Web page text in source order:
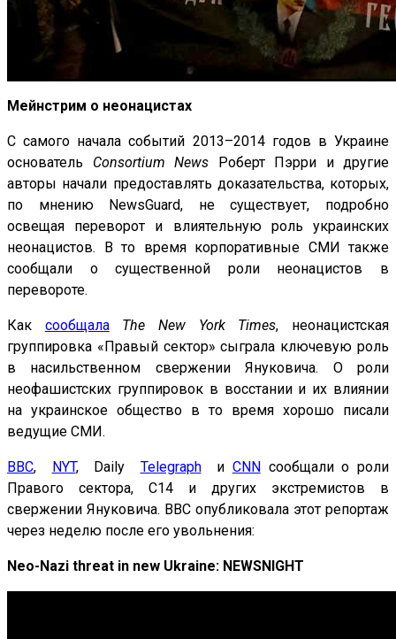
Мейнстрим о неонацистах
С самого начала событий 2013–2014 годов в Украине
основатель Consortium News Роберт Пэрри и другие
авторы начали предоставлять доказательства, которых,
по мнению NewsGuard, не существует, подробно
освещая переворот и влиятельную роль украинских
неонацистов. В то время корпоративные СМИ также
сообщали о существенной роли неонацистов в
перевороте.
Как сообщала The New York Times, неонацистская
группировка «Правый сектор» сыграла ключевую роль
в насильственном свержении Януковича. О роли
неофашистских группировок в восстании и их влиянии
на украинское общество в то время хорошо писали
ведущие СМИ.
BBC, NYT, Daily Telegraphи CNN сообщали о роли
Правого сектора, C14 и других экстремистов в
свержении Януковича. BBC опубликовала этот репортаж
через неделю после его увольнения:
Neo-Nazi threat in new Ukraine: NEWSNIGHT